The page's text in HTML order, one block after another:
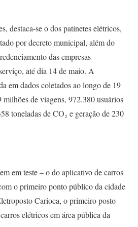
destaca-se o dos patinetes elétricos,
por decreto municipal, além do
das empresas
até dia 14 de maio. A
em dados coletados ao longo de 19
milhões de viagens, 972.380 usuários
toneladas de CO₂ e geração de 230
em teste – o do aplicativo de carros
o primeiro ponto público da cidade
Carioca, o primeiro posto
elétricos em área pública da